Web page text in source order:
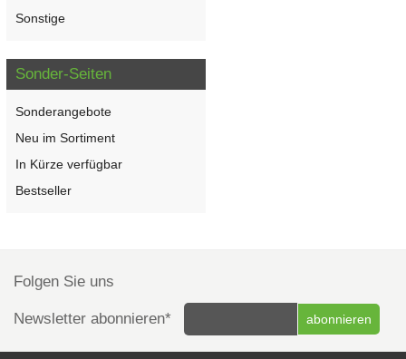
Sonstige
Sonder-Seiten
Sonderangebote
Neu im Sortiment
In Kürze verfügbar
Bestseller
Folgen Sie uns
Newsletter abonnieren*